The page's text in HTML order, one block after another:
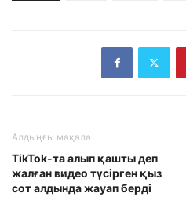
Алдыңғы мақала
TikTok-та алып қашты деп
жалған видео түсірген қыз
сот алдында жауап берді